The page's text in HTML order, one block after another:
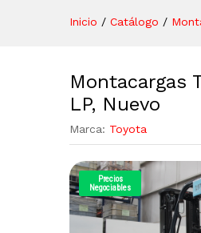
Inicio / Catálogo /
Montacargas
LP, Nuevo
Marca: Toyota
Precios
Negociables